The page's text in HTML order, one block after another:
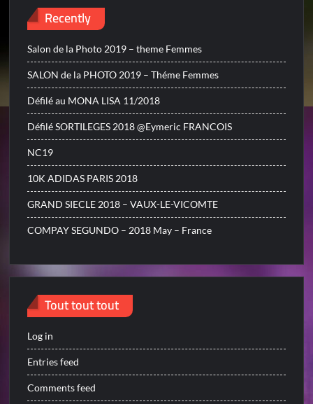
Recently
Salon de la Photo 2019 – theme Femmes
SALON de la PHOTO 2019 – Théme Femmes
Défilé au MONA LISA 11/2018
Défilé SORTILEGES 2018 @Eymeric FRANCOIS
NC19
10K ADIDAS PARIS 2018
GRAND SIECLE 2018 – VAUX-LE-VICOMTE
COMPAY SEGUNDO – 2018 May – France
Tout tout tout
Log in
Entries feed
Comments feed